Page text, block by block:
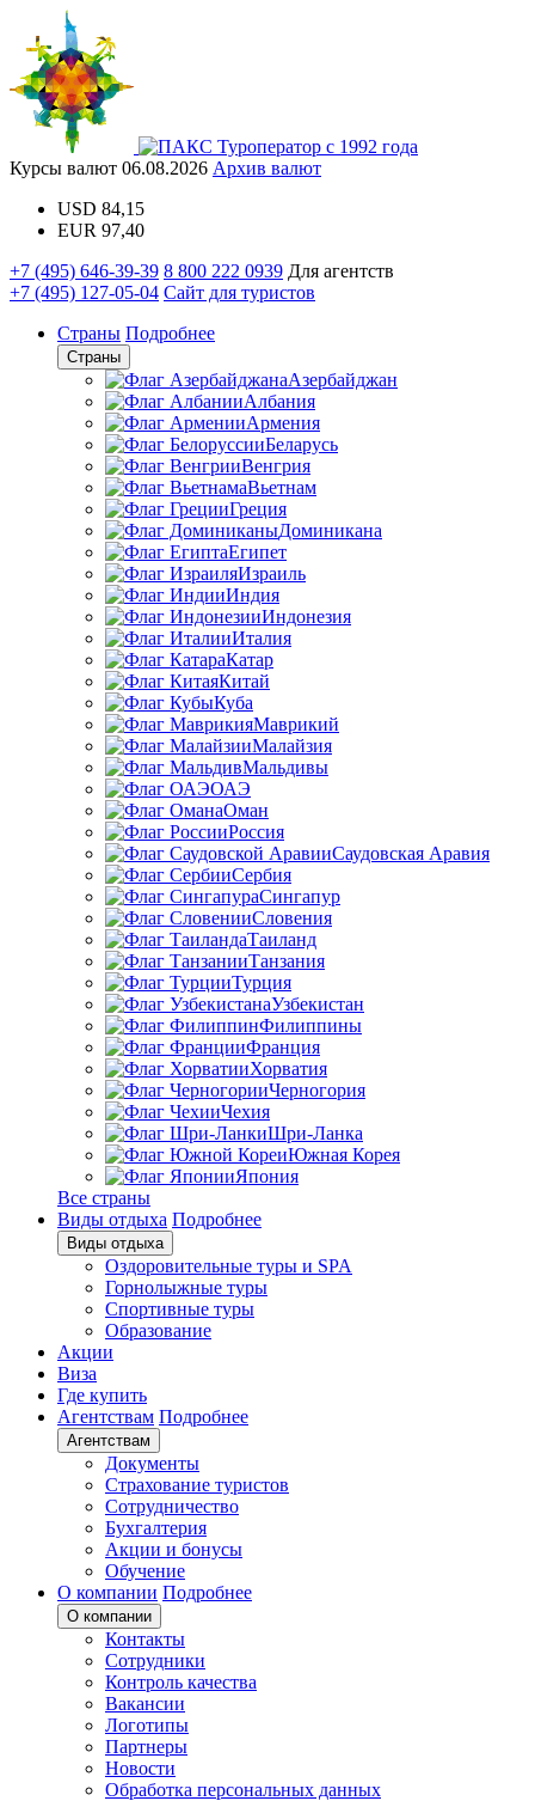
Туроператор с 1992 года
Курсы валют 06.08.2026 Архив валют
USD 84,15
EUR 97,40
+7 (495) 646-39-39 8 800 222 0939 Для агентств
+7 (495) 127-05-04 Сайт для туристов
Страны Подробнее
Страны
Азербайджан
Албания
Армения
Беларусь
Венгрия
Вьетнам
Греция
Доминикана
Египет
Израиль
Индия
Индонезия
Италия
Катар
Китай
Куба
Маврикий
Малайзия
Мальдивы
ОАЭ
Оман
Россия
Саудовская Аравия
Сербия
Сингапур
Словения
Таиланд
Танзания
Турция
Узбекистан
Филиппины
Франция
Хорватия
Черногория
Чехия
Шри-Ланка
Южная Корея
Япония
Все страны
Виды отдыха Подробнее
Виды отдыха
Оздоровительные туры и SPA
Горнолыжные туры
Спортивные туры
Образование
Акции
Виза
Где купить
Агентствам Подробнее
Агентствам
Документы
Страхование туристов
Сотрудничество
Бухгалтерия
Акции и бонусы
Обучение
О компании Подробнее
О компании
Контакты
Сотрудники
Контроль качества
Вакансии
Логотипы
Партнеры
Новости
Обработка персональных данных